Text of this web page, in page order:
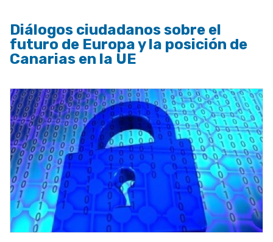
Diálogos ciudadanos sobre el
futuro de Europa y la posición de
Canarias en la UE